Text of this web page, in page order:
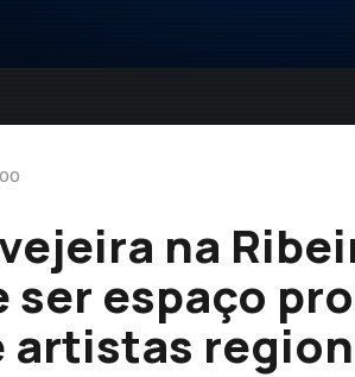
na
ser espaço
artistas